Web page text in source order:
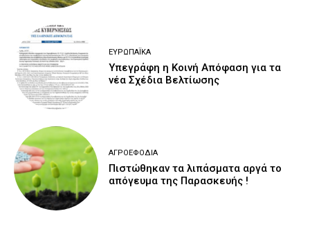
ΕΥΡΩΠΑΪΚΆ
Υπεγράφη η Κοινή Απόφαση για τα
νέα Σχέδια Βελτίωσης
ΑΓΡΟΕΦΌΔΙΑ
Πιστώθηκαν τα λιπάσματα αργά το
απόγευμα της Παρασκευής !